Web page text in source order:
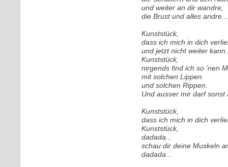
und weiter an dir wandre,
die Brust und alles andre...
Kunststück,
dass ich mich in dich
und jetzt nicht weiter
Kunststück,
nirgends find ich so 'nen
mit solchen Lippen
und solchen Rippen.
Und ausser mir darf sonst
Kunststück,
dass ich mich in dich
Kunststück,
dadada...
schau dir deine Muskeln
dadada...